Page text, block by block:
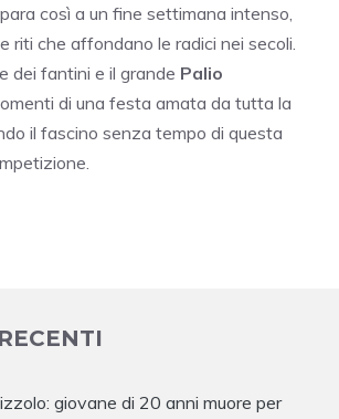
così a un fine settimana intenso,
riti che affondano le radici nei secoli.
dei fantini e il grande Palio
di una festa amata da tutta la
il fascino senza tempo di questa
giovane di 20 anni muore per